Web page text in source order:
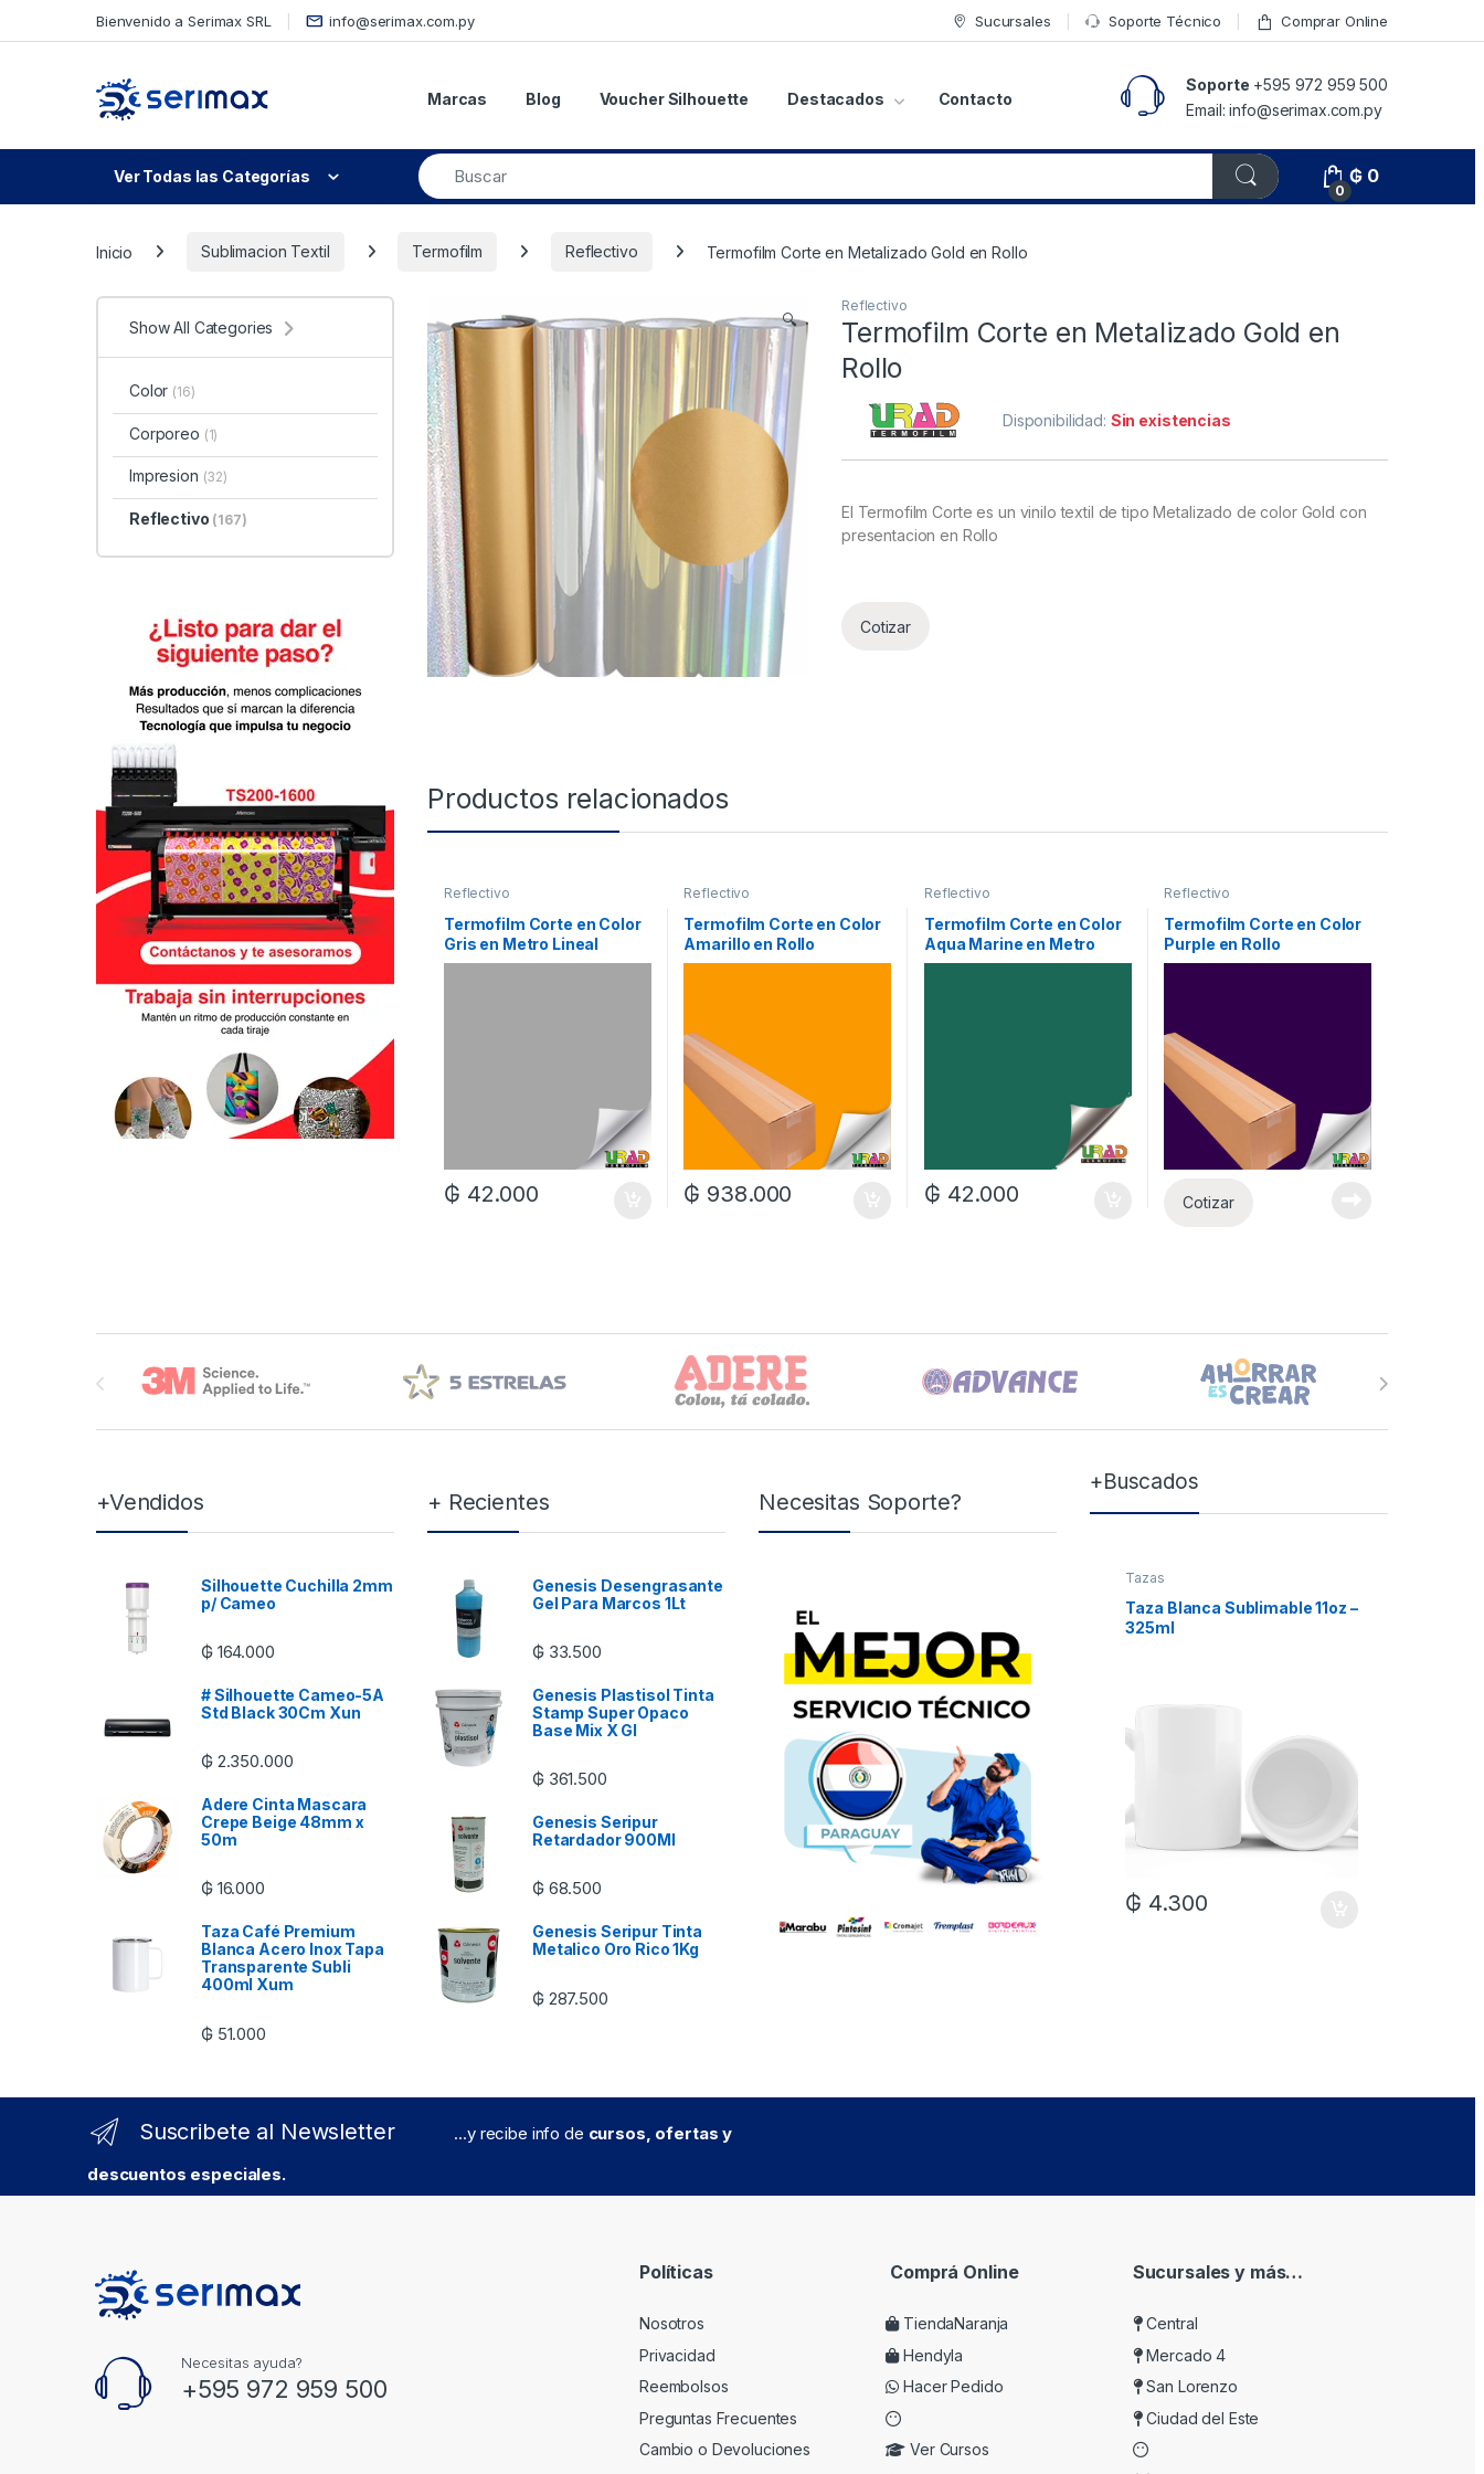
Bienvenido a Serimax SRL info@serimax.com.py Sucursales Soporte Técnico Comprar Online
Marcas Blog Voucher Silhouette Destacados Contacto
Soporte +595 972 959 500
Email: info@serimax.com.py
Ver Todas las Categorías
0
₲ 0
Inicio Sublimacion Textil Termofilm Reflectivo Termofilm Corte en Metalizado Gold en Rollo
🔍
Reflectivo
Termofilm Corte en Metalizado Gold en
Rollo
Disponibilidad: Sin existencias
El Termofilm Corte es un vinilo textil de tipo Metalizado de color Gold con
presentacion en Rollo
Cotizar
Productos relacionados
Reflectivo
Termofilm Corte en Color
Gris en Metro Lineal
₲ 42.000
Reflectivo
Termofilm Corte en Color
Amarillo en Rollo
₲ 938.000
Reflectivo
Termofilm Corte en Color
Aqua Marine en Metro
Lineal
₲ 42.000
Reflectivo
Termofilm Corte en Color
Purple en Rollo
Cotizar
Show All Categories
Color (16)
Corporeo (1)
Impresion (32)
Reflectivo (167)
+Vendidos
Silhouette Cuchilla 2mm
p/ Cameo
₲ 164.000
# Silhouette Cameo-5A
Std Black 30Cm Xun
₲ 2.350.000
Adere Cinta Mascara
Crepe Beige 48mm x
50m
₲ 16.000
Taza Café Premium
Blanca Acero Inox Tapa
Transparente Subli
400ml Xum
₲ 51.000
+ Recientes
Genesis Desengrasante
Gel Para Marcos 1Lt
₲ 33.500
Genesis Plastisol Tinta
Stamp Super Opaco
Base Mix X Gl
₲ 361.500
Genesis Seripur
Retardador 900Ml
₲ 68.500
Genesis Seripur Tinta
Metalico Oro Rico 1Kg
₲ 287.500
Necesitas Soporte?
+Buscados
Tazas
Taza Blanca Sublimable 11oz –
325ml
₲ 4.300
Suscribete al Newsletter ...y recibe info de cursos, ofertas y
descuentos especiales.
Necesitas ayuda?
+595 972 959 500
Políticas
Nosotros
Privacidad
Reembolsos
Preguntas Frecuentes
Cambio o Devoluciones
Comprá Online
TiendaNaranja
Hendyla
Hacer Pedido
Ver Cursos
Sucursales y más…
Central
Mercado 4
San Lorenzo
Ciudad del Este